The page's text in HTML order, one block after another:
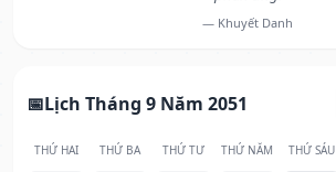
— Khuyết Danh
Lịch Tháng 9 Năm 2051
THỨ HAI THỨ BA THỨ TƯ THỨ NĂM THỨ SÁU